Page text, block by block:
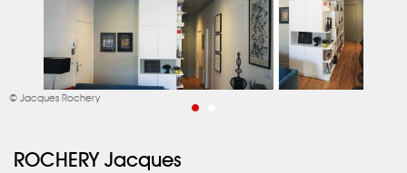
© Jacques Rochery
ROCHERY Jacques